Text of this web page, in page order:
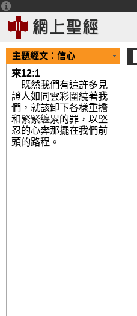
主題經文： 信心
來12:1
既然我們有這許多見
證人如同雲彩圍繞著我
們，就該卸下各樣重擔
和緊緊纏累的罪，以堅
忍的心奔那擺在我們前
頭的路程。